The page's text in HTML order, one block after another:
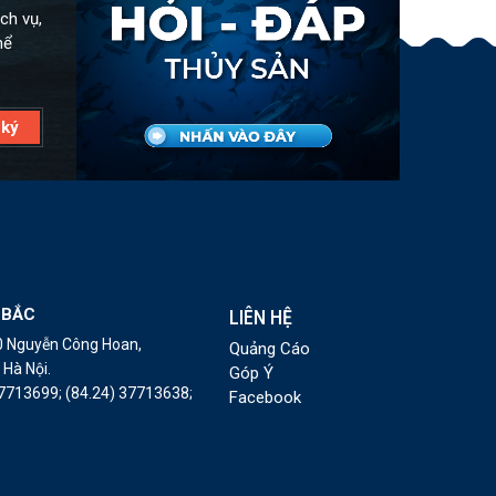
vụ,
Công Hoan,
Nội.
(84.24) 37713638;
LIÊN HỆ
Quảng Cáo
Góp Ý
Facebook